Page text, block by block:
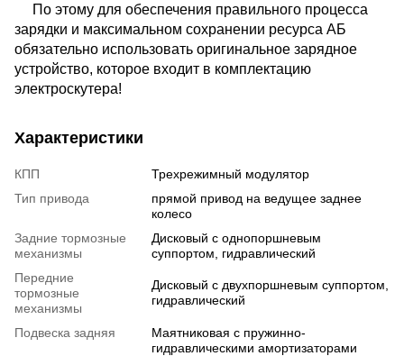
По этому для обеспечения правильного процесса
зарядки и максимальном сохранении ресурса АБ
обязательно использовать оригинальное зарядное
устройство, которое входит в комплектацию
электроскутера!
Характеристики
КПП
Трехрежимный модулятор
Тип привода
прямой привод на ведущее заднее
колесо
Задние тормозные
механизмы
Дисковый с однопоршневым
суппортом, гидравлический
Передние
тормозные
механизмы
Дисковый с двухпоршневым суппортом,
гидравлический
Подвеска задняя
Маятниковая с пружинно-
гидравлическими амортизаторами